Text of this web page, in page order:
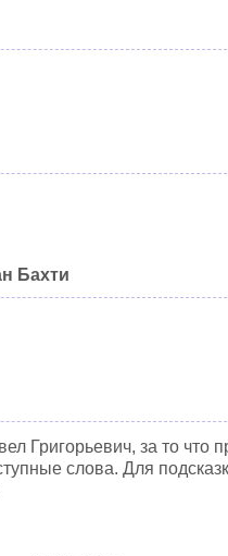
Бахти
Григорьевич, за то что
слова. Для